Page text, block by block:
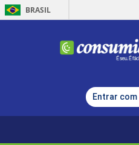
BRASIL
Entrar com